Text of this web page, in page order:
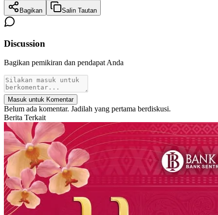
Bagikan Salin Tautan
Discussion
Bagikan pemikiran dan pendapat Anda
Masuk untuk Komentar
Belum ada komentar. Jadilah yang pertama berdiskusi.
Berita Terkait